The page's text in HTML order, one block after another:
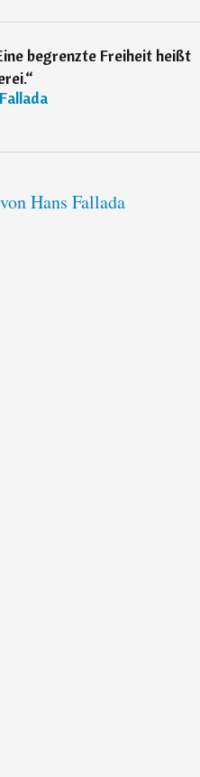
begrenzte Freiheit heißt
“
Hans Fallada